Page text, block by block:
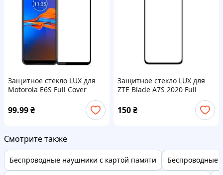
Защитное стекло LUX для
Motorola E6S Full Сover
черный 0,3 мм в упаковке
99.99₴
Защитное стекло LUX для
ZTE Blade A7S 2020 Full
упаковке
150₴
Смотрите также
Беспроводные наушники с картой памяти Беспроводные